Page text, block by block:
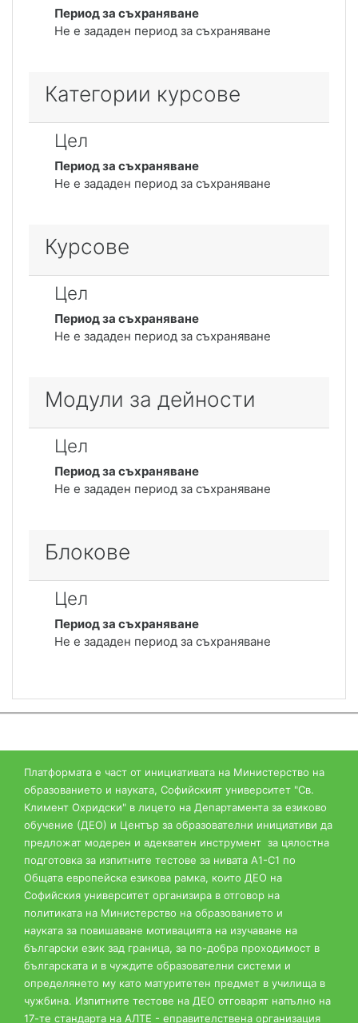
Период за съхраняване
Не е зададен период за съхраняване
Категории курсове
Цел
Период за съхраняване
Не е зададен период за съхраняване
Курсове
Цел
Период за съхраняване
Не е зададен период за съхраняване
Модули за дейности
Цел
Период за съхраняване
Не е зададен период за съхраняване
Блокове
Цел
Период за съхраняване
Не е зададен период за съхраняване
Платформата е част от инициативата на Министерство на
образованието и науката, Софийският университет "Св.
Климент Охридски" в лицето на Департамента за езиково
обучение (ДЕО) и Център за образователни инициативи да
предложат модерен и адекватен инструмент за цялостна
подготовка за изпитните тестове за нивата А1-С1 по
Общата европейска езикова рамка, които ДЕО на
Софийския университет организира в отговор на
политиката на Министерство на образованието и
науката за повишаване мотивацията на изучаване на
български език зад граница, за по-добра проходимост в
българската и в чуждите образователни системи и
определянето му като матуритетен предмет в училища в
чужбина. Изпитните тестове на ДЕО отговарят напълно на
17-те стандарта на АЛТЕ - еправителствена организация